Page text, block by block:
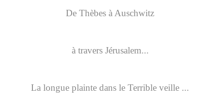
De Thèbes à Auschwitz
à travers Jérusalem...
La longue plainte dans le Terrible veille ...